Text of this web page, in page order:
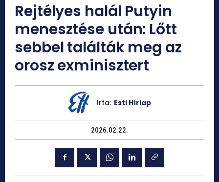
Rejtélyes halál Putyin
menesztése után: Lőtt
sebbel találták meg az
orosz exminisztert
írta: Esti Hírlap
2026.02.22.